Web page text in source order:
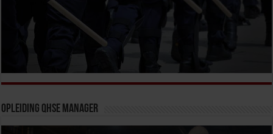
Opleiding QHSE Manager